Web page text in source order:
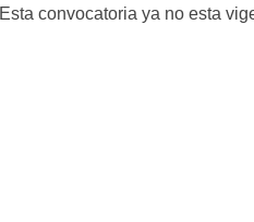
Esta convocatoria ya no esta